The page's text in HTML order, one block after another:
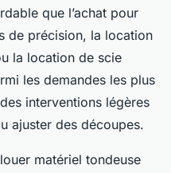
que l’achat pour
de précision, la location
la location de scie
les demandes les plus
interventions légères
ajuster des découpes.
matériel tondeuse